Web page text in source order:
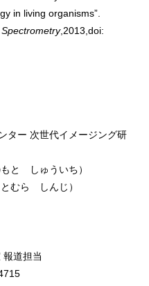
in living organisms”.
,2013,doi:
ター 次世代イメージング研
と しゅういち）
むら しんじ）
道担当